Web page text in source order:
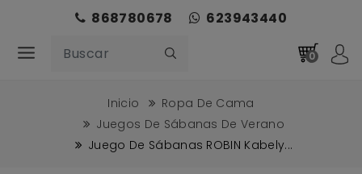
868780678 623943440
0
Inicio
Ropa De Cama
Juegos De Sábanas De Verano
Juego De Sábanas ROBIN Kabely...